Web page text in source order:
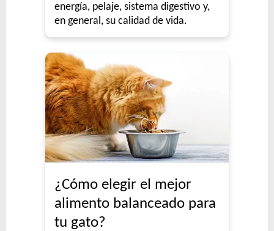
energía, pelaje, sistema digestivo y,
en general, su calidad de vida.
¿Cómo elegir el mejor
alimento balanceado para
tu gato?